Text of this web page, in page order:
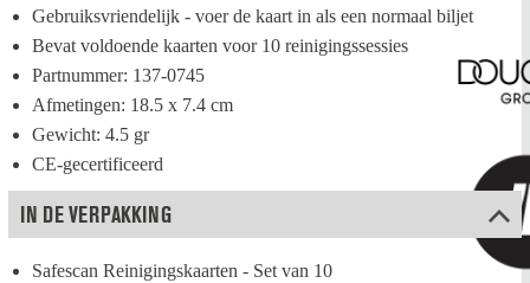
Gebruiksvriendelijk - voer de kaart in als een normaal biljet
Bevat voldoende kaarten voor 10 reinigingssessies
Partnummer: 137-0745
Afmetingen: 18.5 x 7.4 cm
Gewicht: 4.5 gr
CE-gecertificeerd
IN DE VERPAKKING
Safescan Reinigingskaarten - Set van 10